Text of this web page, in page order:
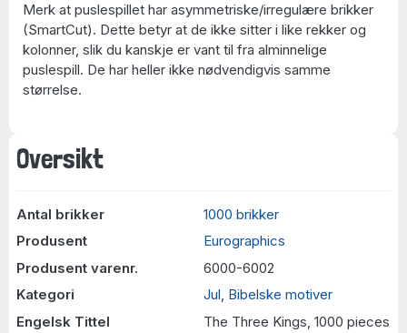
Oversikt
Antal brikker
1000 brikker
Produsent
Eurographics
Produsent varenr.
6000-6002
Kategori
Jul, Bibelske motiver
Engelsk Tittel
The Three Kings, 1000 pieces
Merk at puslespillet har asymmetriske/irregulære brikker
(SmartCut). Dette betyr at de ikke sitter i like rekker og
kolonner, slik du kanskje er vant til fra alminnelige
puslespill. De har heller ikke nødvendigvis samme
størrelse.